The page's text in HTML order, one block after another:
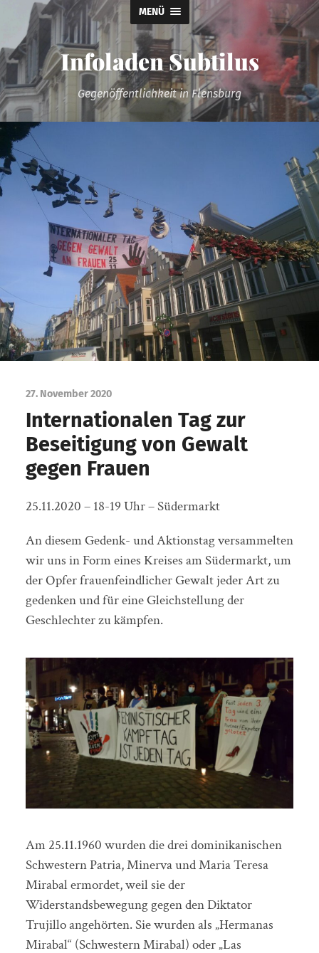
MENÜ
Infoladen Subtilus
Gegenöffentlichkeit in Flensburg
27. November 2020
Internationalen Tag zur
Beseitigung von Gewalt
gegen Frauen
25.11.2020 – 18-19 Uhr – Südermarkt
An diesem Gedenk- und Aktionstag versammelten
wir uns in Form eines Kreises am Südermarkt, um
der Opfer frauenfeindlicher Gewalt jeder Art zu
gedenken und für eine Gleichstellung der
Geschlechter zu kämpfen.
Am 25.11.1960 wurden die drei dominikanischen
Schwestern Patria, Minerva und Maria Teresa
Mirabal ermordet, weil sie der
Widerstandsbewegung gegen den Diktator
Trujillo angehörten. Sie wurden als „Hermanas
Mirabal“ (Schwestern Mirabal) oder „Las